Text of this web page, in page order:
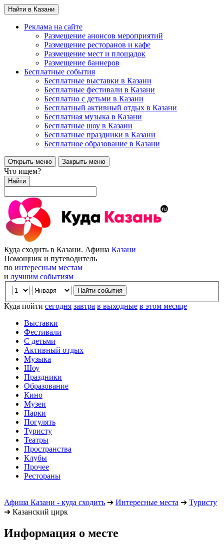
Найти в Казани
Реклама на сайте
Размещение анонсов мероприятий
Размещение ресторанов и кафе
Размещение мест и площадок
Размещение баннеров
Бесплатные события
Бесплатные выставки в Казани
Бесплатные фестивали в Казани
Бесплатно с детьми в Казани
Бесплатный активный отдых в Казани
Бесплатная музыка в Казани
Бесплатные шоу в Казани
Бесплатные праздники в Казани
Бесплатное образование в Казани
Открыть меню Закрыть меню
Что ищем?
Найти
Куда сходить в Казани. Афиша Казани
Помощник и путеводитель
по интересным местам
и лучшим событиям
Куда пойти сегодня завтра в выходные в этом месяце
Выставки
Фестивали
С детьми
Активный отдых
Музыка
Шоу
Праздники
Образование
Кино
Музеи
Парки
Погулять
Туристу
Театры
Пространства
Клубы
Прочее
Рестораны
Афиша Казани - куда сходить ➔ Интересные места ➔ Туристу
➔ Казанский цирк
Информация о месте